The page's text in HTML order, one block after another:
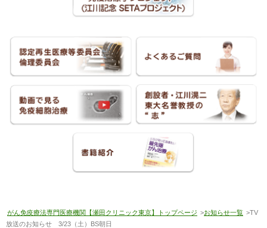
がん免疫療法専門医療機関【瀬田クリニック東京】トップページ >お知らせ一覧 >TV
放送のお知らせ 3/23（土）BS朝日